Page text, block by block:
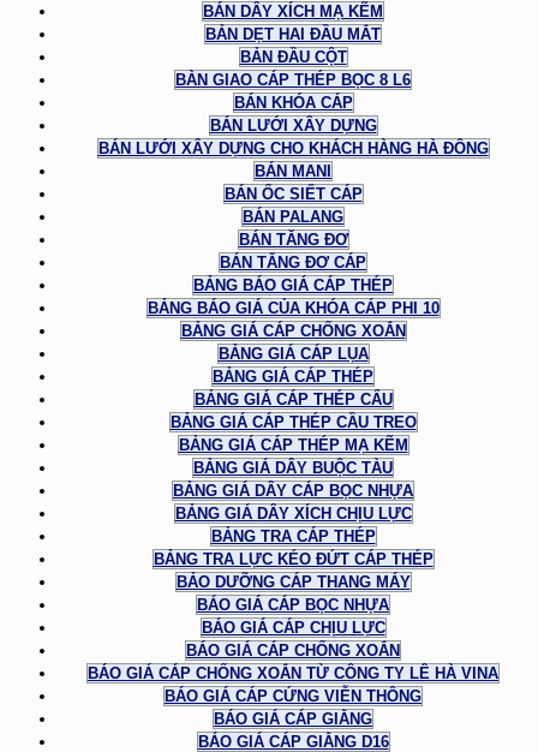
BÁN DÂY XÍCH MẠ KẼM
BẢN DẸT HAI ĐẦU MẮT
BẢN ĐẦU CỘT
BÀN GIAO CÁP THÉP BỌC 8 L6
BÁN KHÓA CÁP
BÁN LƯỚI XÂY DỰNG
BÁN LƯỚI XÂY DỰNG CHO KHÁCH HÀNG HÀ ĐÔNG
BÁN MANI
BÁN ỐC SIẾT CÁP
BÁN PALANG
BÁN TĂNG ĐƠ
BÁN TĂNG ĐƠ CÁP
BẢNG BÁO GIÁ CÁP THÉP
BẢNG BÁO GIÁ CỦA KHÓA CÁP PHI 10
BẢNG GIÁ CÁP CHỐNG XOẮN
BẢNG GIÁ CÁP LỤA
BẢNG GIÁ CÁP THÉP
BẢNG GIÁ CÁP THÉP CẨU
BẢNG GIÁ CÁP THÉP CẦU TREO
BẢNG GIÁ CÁP THÉP MẠ KẼM
BẢNG GIÁ DÂY BUỘC TÀU
BẢNG GIÁ DÂY CÁP BỌC NHỰA
BẢNG GIÁ DÂY XÍCH CHỊU LỰC
BẢNG TRA CÁP THÉP
BẢNG TRA LỰC KÉO ĐỨT CÁP THÉP
BẢO DƯỠNG CÁP THANG MÁY
BÁO GIÁ CÁP BỌC NHỰA
BÁO GIÁ CÁP CHỊU LỰC
BÁO GIÁ CÁP CHỐNG XOẮN
BÁO GIÁ CÁP CHỐNG XOẮN TỪ CÔNG TY LÊ HÀ VINA
BÁO GIÁ CÁP CỨNG VIỄN THÔNG
BÁO GIÁ CÁP GIẰNG
BÁO GIÁ CÁP GIẰNG D16